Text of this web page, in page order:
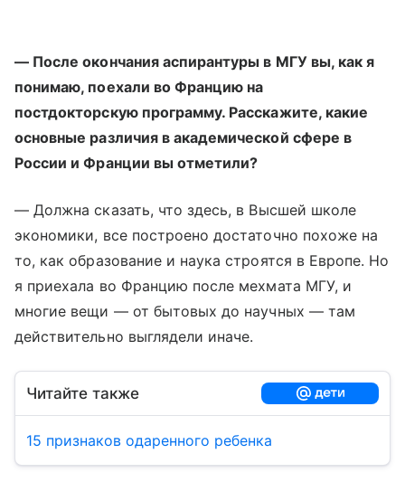
— После окончания аспирантуры в МГУ вы, как я
понимаю, поехали во Францию на
постдокторскую программу. Расскажите, какие
основные различия в академической сфере в
России и Франции вы отметили?
— Должна сказать, что здесь, в Высшей школе
экономики, все построено достаточно похоже на
то, как образование и наука строятся в Европе. Но
я приехала во Францию после мехмата МГУ, и
многие вещи — от бытовых до научных — там
действительно выглядели иначе.
Читайте также
15 признаков одаренного ребенка